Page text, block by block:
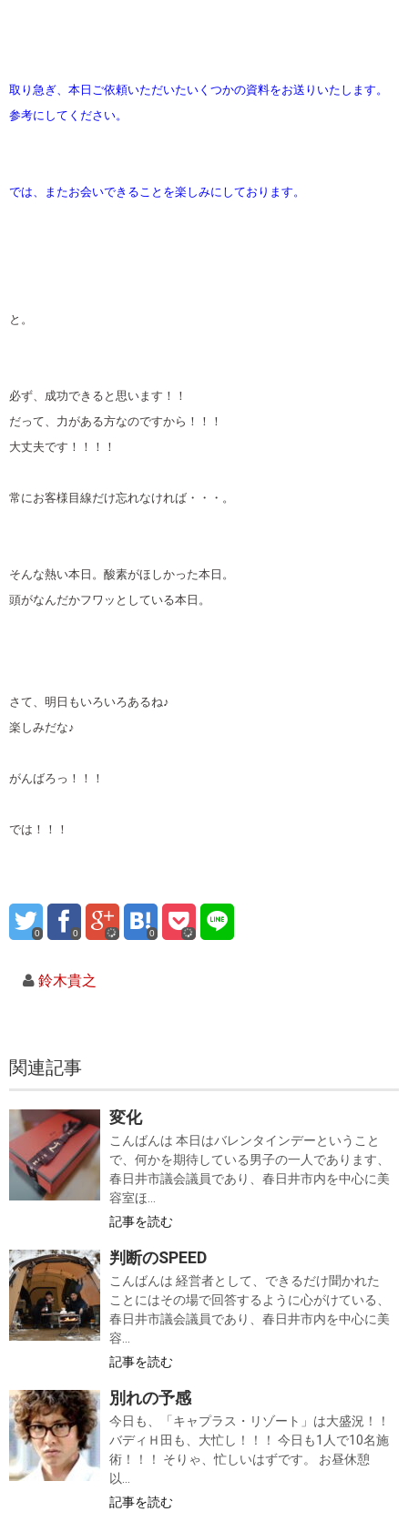
取り急ぎ、本日ご依頼いただいたいくつかの資料をお送りいたします。
参考にしてください。
では、またお会いできることを楽しみにしております。
と。
必ず、成功できると思います！！
だって、力がある方なのですから！！！
大丈夫です！！！！
常にお客様目線だけ忘れなければ・・・。
そんな熱い本日。酸素がほしかった本日。
頭がなんだかフワッとしている本日。
さて、明日もいろいろあるね♪
楽しみだな♪
がんばろっ！！！
では！！！
0 0 0
鈴木貴之
関連記事
変化
こんばんは 本日はバレンタインデーということ
で、何かを期待している男子の一人であります、
春日井市議会議員であり、春日井市内を中心に美
容室ほ...
記事を読む
判断のSPEED
こんばんは 経営者として、できるだけ聞かれた
ことにはその場で回答するように心がけている、
春日井市議会議員であり、春日井市内を中心に美
容...
記事を読む
別れの予感
今日も、「キャプラス・リゾート」は大盛況！！
バディＨ田も、大忙し！！！ 今日も1人で10名施
術！！！ そりゃ、忙しいはずです。 お昼休憩
以...
記事を読む